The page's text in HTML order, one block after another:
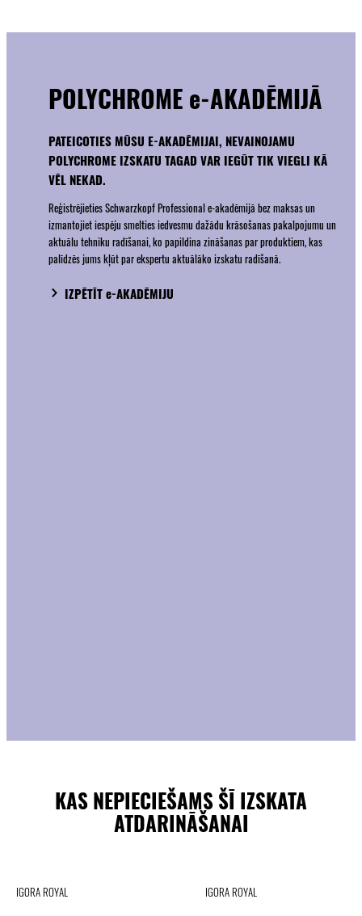
POLYCHROME e-AKADĒMIJĀ
PATEICOTIES MŪSU E-AKADĒMIJAI, NEVAINOJAMU
POLYCHROME IZSKATU TAGAD VAR IEGŪT TIK VIEGLI KĀ
VĒL NEKAD.
Reģistrējieties Schwarzkopf Professional e-akadēmijā bez maksas un
izmantojiet iespēju smelties iedvesmu dažādu krāsošanas pakalpojumu un
aktuālu tehniku radīšanai, ko papildina zināšanas par produktiem, kas
palīdzēs jums kļūt par ekspertu aktuālāko izskatu radīšanā.
IZPĒTĪT e-AKADĒMIJU
KAS NEPIECIEŠAMS ŠĪ IZSKATA
ATDARINĀŠANAI
IGORA ROYAL IGORA ROYAL